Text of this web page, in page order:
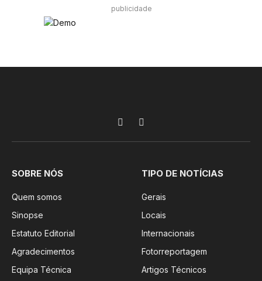
publicidade
FacebookInstagram
SOBRE NÓS
Quem somos
Sinopse
Estatuto Editorial
Agradecimentos
Equipa Técnica
TIPO DE NOTÍCIAS
Gerais
Locais
Internacionais
Fotorreportagem
Artigos Técnicos